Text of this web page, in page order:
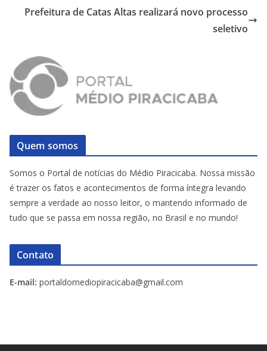
Prefeitura de Catas Altas realizará novo processo
seletivo
Quem somos
Somos o Portal de notícias do Médio Piracicaba. Nossa missão
é trazer os fatos e acontecimentos de forma íntegra levando
sempre a verdade ao nosso leitor, o mantendo informado de
tudo que se passa em nossa região, no Brasil e no mundo!
Contato
E-mail: portaldomediopiracicaba@gmail.com